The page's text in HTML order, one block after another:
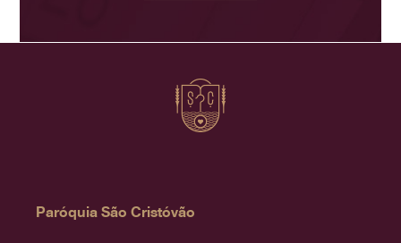
Paróquia São Cristóvão